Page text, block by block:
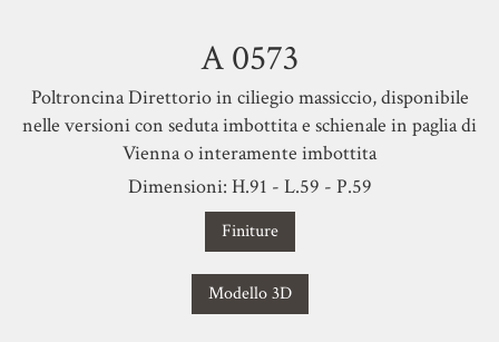
A 0573
Poltroncina Direttorio in ciliegio massiccio, disponibile
nelle versioni con seduta imbottita e schienale in paglia di
Vienna o interamente imbottita
Dimensioni: H.91 - L.59 - P.59
Finiture
Modello 3D